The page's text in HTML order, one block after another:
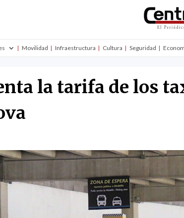
Movilidad Infraestructura Cultura Seguridad
la tarifa de los